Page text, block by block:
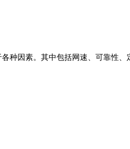
种因素。其中包括网速、可靠性、